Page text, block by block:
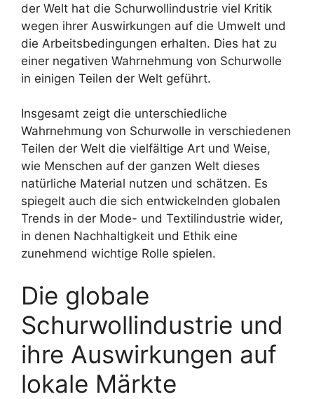
der Welt hat die Schurwollindustrie viel Kritik
wegen ihrer Auswirkungen auf die Umwelt und
die Arbeitsbedingungen erhalten. Dies hat zu
einer negativen Wahrnehmung von Schurwolle
in einigen Teilen der Welt geführt.
Insgesamt zeigt die unterschiedliche
Wahrnehmung von Schurwolle in verschiedenen
Teilen der Welt die vielfältige Art und Weise,
wie Menschen auf der ganzen Welt dieses
natürliche Material nutzen und schätzen. Es
spiegelt auch die sich entwickelnden globalen
Trends in der Mode- und Textilindustrie wider,
in denen Nachhaltigkeit und Ethik eine
zunehmend wichtige Rolle spielen.
Die globale
Schurwollindustrie und
ihre Auswirkungen auf
lokale Märkte